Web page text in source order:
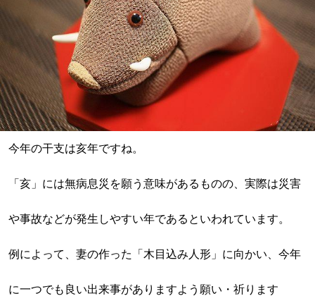
今年の干支は亥年ですね。
「亥」には無病息災を願う意味があるものの、実際は災害
や事故などが発生しやすい年であるといわれています。
例によって、妻の作った「木目込み人形」に向かい、今年
に一つでも良い出来事がありますよう願い・祈ります